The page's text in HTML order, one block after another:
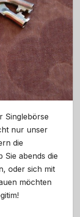
Singlebörse
nur unser
die
Sie abends die
oder sich mit
möchten